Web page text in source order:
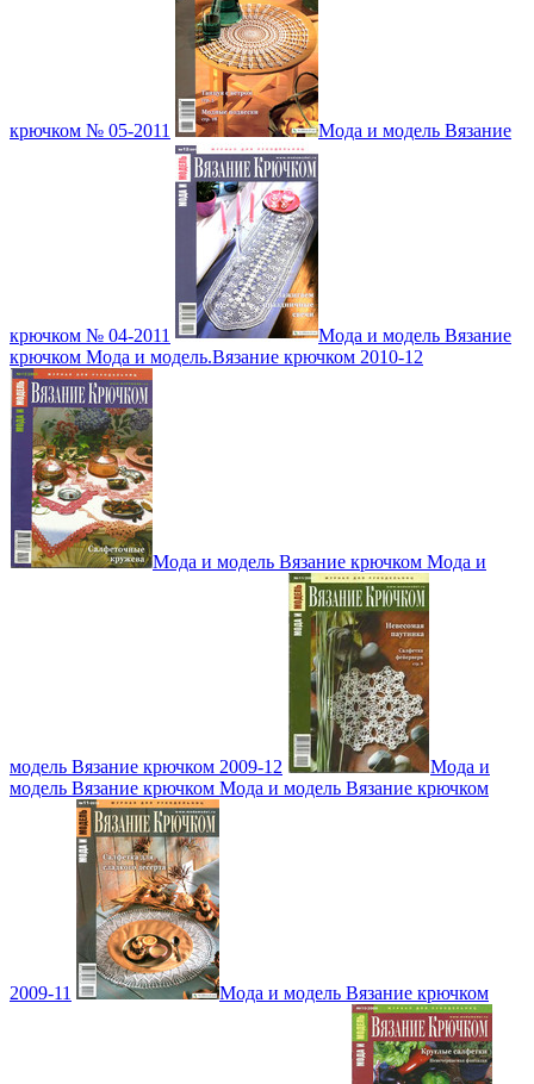
крючком № 05-2011 Мода и модель Вязание
крючком № 04-2011
Мода и модель Вязание
крючком Мода и модель.Вязание крючком 2010-12
Мода и модель Вязание крючком Мода и
модель Вязание крючком 2009-12
Мода и
модель Вязание крючком Мода и модель Вязание крючком
2009-11 Мода и модель Вязание крючком